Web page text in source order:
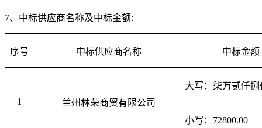
7、中标供应商名称及中标金额:
序号 中标供应商名称 中标金额
1 兰州林荣商贸有限公司
大写： 柒万贰仟
小写： 72800.00